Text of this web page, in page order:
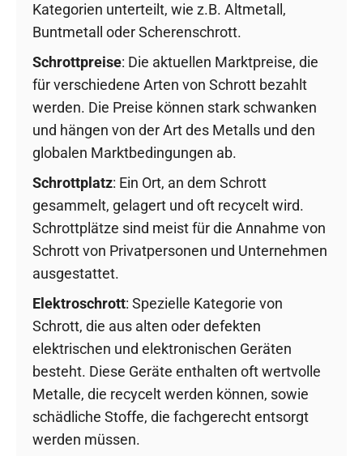
Kategorien unterteilt, wie z.B. Altmetall,
Buntmetall oder Scherenschrott.
Schrottpreise: Die aktuellen Marktpreise, die
für verschiedene Arten von Schrott bezahlt
werden. Die Preise können stark schwanken
und hängen von der Art des Metalls und den
globalen Marktbedingungen ab.
Schrottplatz: Ein Ort, an dem Schrott
gesammelt, gelagert und oft recycelt wird.
Schrottplätze sind meist für die Annahme von
Schrott von Privatpersonen und Unternehmen
ausgestattet.
Elektroschrott: Spezielle Kategorie von
Schrott, die aus alten oder defekten
elektrischen und elektronischen Geräten
besteht. Diese Geräte enthalten oft wertvolle
Metalle, die recycelt werden können, sowie
schädliche Stoffe, die fachgerecht entsorgt
werden müssen.